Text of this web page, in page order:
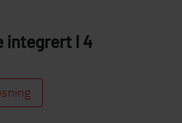
integrert I 4